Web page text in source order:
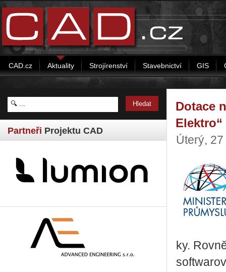
CAD.cz Aktuality Strojírenství Stavebnictví GIS
Partneři Projektu CAD
Dotace
Elektro“
Úterý,
ky.